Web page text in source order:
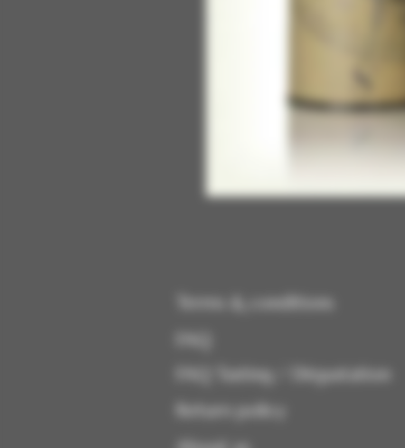
Terms & conditions
FAQ Tasting / Dégustation
Return policy